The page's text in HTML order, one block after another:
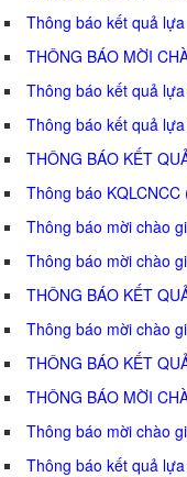
Thông báo kết quả
THÔNG BÁO MỜI
Thông báo kết quả
Thông báo kết quả
THÔNG BÁO KẾT
Thông báo KQLCNCC
Thông báo mời chào
Thông báo mời chào
THÔNG BÁO KẾT
Thông báo mời chào
THÔNG BÁO KẾT
THÔNG BÁO MỜI
Thông báo mời chào
Thông báo kết quả